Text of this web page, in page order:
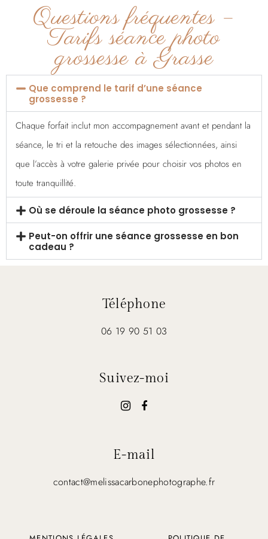
Questions fréquentes –
Tarifs séance photo
grossesse à Grasse
Que comprend le tarif d’une séance
grossesse ?
Chaque forfait inclut mon accompagnement avant et pendant la
séance, le tri et la retouche des images sélectionnées, ainsi
que l’accès à votre galerie privée pour choisir vos photos en
toute tranquillité.
Où se déroule la séance photo grossesse ?
Peut-on offrir une séance grossesse en bon
cadeau ?
Téléphone
06 19 90 51 03
Suivez-moi
E-mail
contact@melissacarbonephotographe.fr